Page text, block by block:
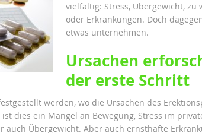
vielfältig: Stress, Übergewicht, zu
oder Erkrankungen. Doch
etwas unternehmen.
Ursachen
der erste Schritt
werden, wo die Ursachen des
dies ein Mangel an Bewegung, Stress im
auch Übergewicht. Aber auch ernsthafte